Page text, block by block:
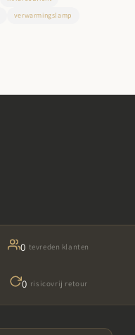
verwarmingslamp
0 tevreden klanten
0 risicovrij retour